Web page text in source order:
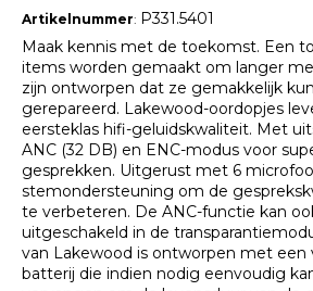
Artikelnummer: P331.5401
Maak kennis met de toekomst. Een
items worden gemaakt om langer
zijn ontworpen dat ze gemakkelijk
gerepareerd. Lakewood-oordopjes
eersteklas hifi-geluidskwaliteit. Met
ANC (32 DB) en ENC-modus voor
gesprekken. Uitgerust met 6
stemondersteuning om de
te verbeteren. De ANC-functie kan
uitgeschakeld in de
van Lakewood is ontworpen met een
batterij die indien nodig eenvoudig